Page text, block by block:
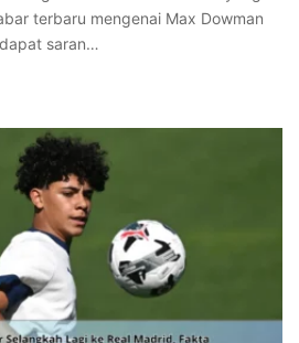
terbaru mengenai Max Dowman
saran…